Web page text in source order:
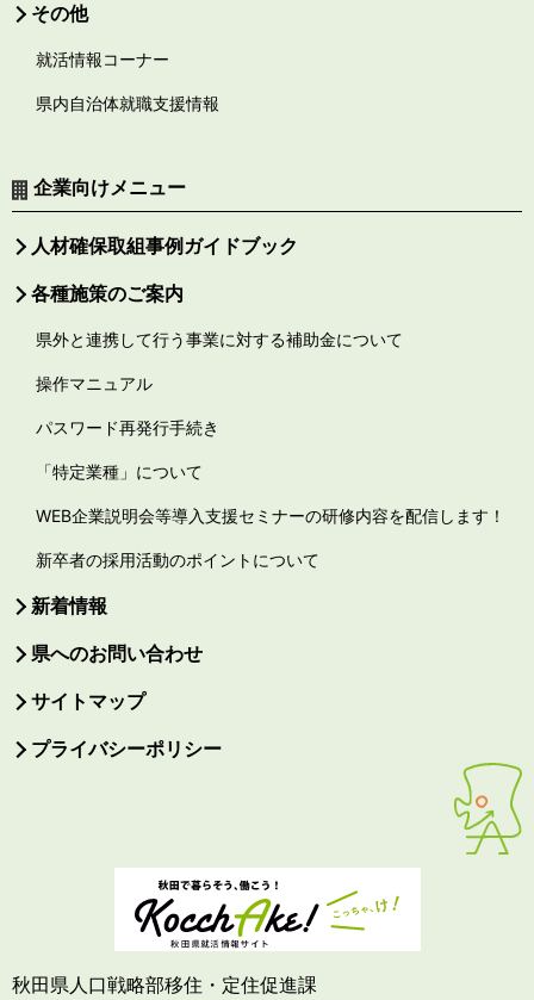
その他
就活情報コーナー
県内自治体就職支援情報
企業向けメニュー
人材確保取組事例ガイドブック
各種施策のご案内
県外と連携して行う事業に対する補助金について
操作マニュアル
パスワード再発行手続き
「特定業種」について
WEB企業説明会等導入支援セミナーの研修内容を配信します！
新卒者の採用活動のポイントについて
新着情報
県へのお問い合わせ
サイトマップ
プライバシーポリシー
秋田県人口戦略部移住・定住促進課